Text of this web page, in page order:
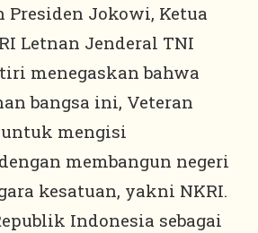
Presiden Jokowi, Ketua
Letnan Jenderal TNI
menegaskan bahwa
bangsa ini, Veteran
untuk mengisi
membangun negeri
kesatuan, yakni NKRI.
Indonesia sebagai